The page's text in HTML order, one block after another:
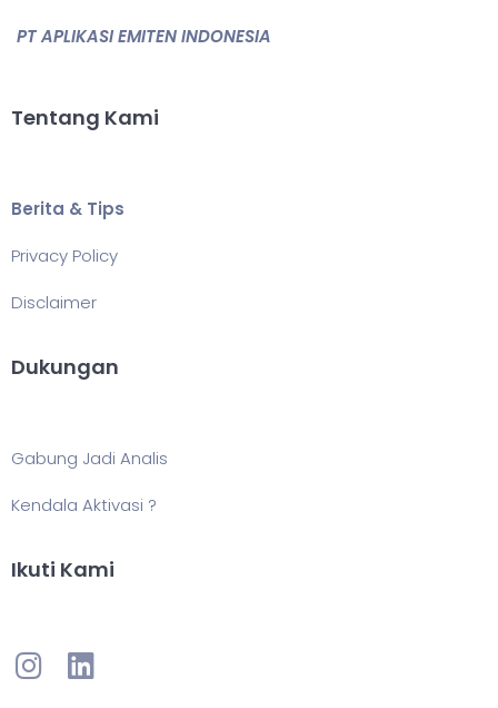
PT APLIKASI EMITEN INDONESIA
Tentang Kami
Berita & Tips
Privacy Policy
Disclaimer
Dukungan
Gabung Jadi Analis
Kendala Aktivasi ?
Ikuti Kami